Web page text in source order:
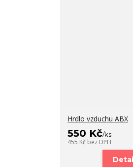
Hrdlo vzduchu ABX
550 Kč/ks
455 Kč bez DPH